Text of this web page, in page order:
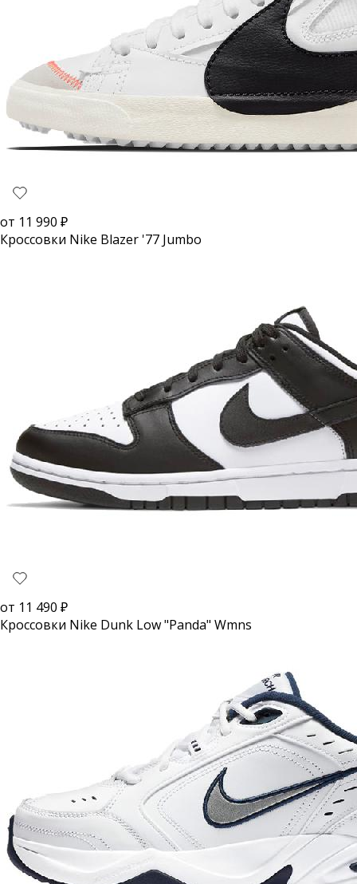
от 11 990 ₽
Кроссовки Nike Blazer '77 Jumbo
от 11 490 ₽
Кроссовки Nike Dunk Low "Panda" Wmns